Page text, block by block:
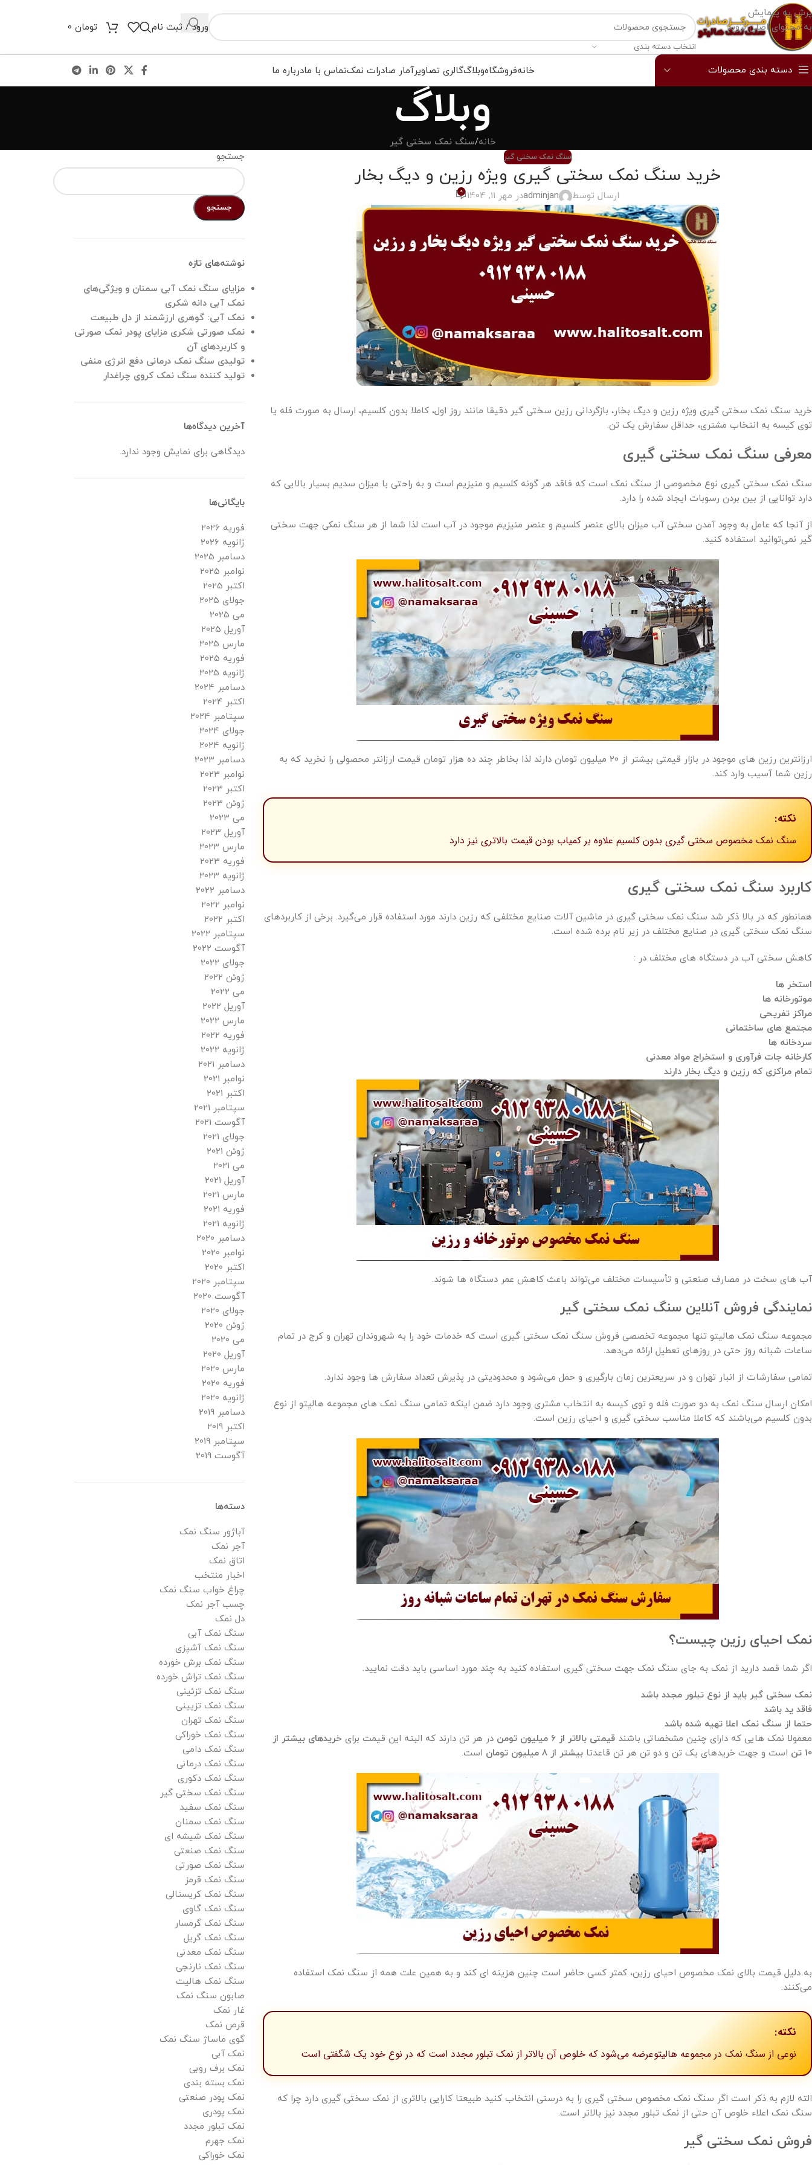
پرش به پیمایش
به محتوای اصلی بروید
انتخاب دسته بندی
ورود / ثبت نام تومان
دسته بندی محصولات خانهفروشگاهوبلاگگالری تصاویرآمار صادرات نمکتماس با مادرباره ما
وبلاگ
خانه/سنگ نمک سختی گیر
سنگ نمک سختی گیر
خرید سنگ نمک سختی گیری ویژه رزین و دیگ بخار
ارسال توسط adminjanدر مهر 11, 1404 0
خرید سنگ نمک سختی گیری ویژه رزین و دیگ بخار، بازگردانی رزین سختی گیر دقیقا مانند روز اول، کاملا بدون کلسیم، ارسال به صورت فله یا
توی کیسه به انتخاب مشتری، حداقل سفارش یک تن.
معرفی سنگ نمک سختی گیری
سنگ نمک سختی گیری نوع مخصوصی از سنگ نمک است که فاقد هر گونه کلسیم و منیزیم است و به راحتی با میزان سدیم بسیار بالایی که
دارد توانایی از بین بردن رسوبات ایجاد شده را دارد.
از آنجا که عامل به وجود آمدن سختی آب میزان بالای عنصر کلسیم و عنصر منیزیم موجود در آب است لذا شما از هر سنگ نمکی جهت سختی
گیر نمی‌توانید استفاده کنید.
ارزانترین رزین های موجود در بازار قیمتی بیشتر از 20 میلیون تومان دارند لذا بخاطر چند ده هزار تومان قیمت ارزانتر محصولی را نخرید که به
رزین شما آسیب وارد کند.
نکته:
سنگ نمک مخصوص سختی گیری بدون کلسیم علاوه بر کمیاب بودن قیمت بالاتری نیز دارد
کاربرد سنگ نمک سختی گیری
همانطور که در بالا ذکر شد سنگ نمک سختی گیری در ماشین آلات صنایع مختلفی که رزین دارند مورد استفاده قرار می‌گیرد. برخی از کاربردهای
سنگ نمک سختی گیری در صنایع مختلف در زیر نام برده شده است.
کاهش سختی آب در دستگاه های مختلف در :
استخر ها
موتورخانه ها
مراکز تفریحی
مجتمع های ساختمانی
سردخانه ها
کارخانه جات فرآوری و استخراج مواد معدنی
تمام مراکزی که رزین و دیگ بخار دارند
آب های سخت در مصارف صنعتی و تأسیسات مختلف می‌تواند باعث کاهش عمر دستگاه ها شوند.
نمایندگی فروش آنلاین سنگ نمک سختی گیر
مجموعه سنگ نمک هالیتو تنها مجموعه تخصصی فروش سنگ نمک سختی گیری است که خدمات خود را به شهروندان تهران و کرج در تمام
ساعات شبانه روز حتی در روزهای تعطیل ارائه می‌دهد.
تمامی سفارشات از انبار تهران و در سریعترین زمان بارگیری و حمل می‌شود و محدودیتی در پذیرش تعداد سفارش ها وجود ندارد.
امکان ارسال سنگ نمک به دو صورت فله و توی کیسه به انتخاب مشتری وجود دارد ضمن اینکه تمامی سنگ نمک های مجموعه هالیتو از نوع
بدون کلسیم می‌باشند که کاملا مناسب سختی گیری و احیای رزین است.
نمک احیای رزین چیست؟
اگر شما قصد دارید از نمک به جای سنگ نمک جهت سختی گیری استفاده کنید به چند مورد اساسی باید دقت نمایید.
نمک سختی گیر باید از نوع تبلور مجدد باشد
فاقد ید باشد
حتما از سنگ نمک اعلا تهیه شده باشد
معمولا نمک هایی که دارای چنین مشخصاتی باشند قیمتی بالاتر از 6 میلیون تومن در هر تن دارند که البته این قیمت برای خریدهای بیشتر از
10 تن
است و جهت خریدهای یک تن و دو تن هر تن قاعدتا بیشتر از 8 میلیون تومان است.
به دلیل قیمت بالای نمک مخصوص احیای رزین، کمتر کسی حاضر است چنین هزینه ای کند و به همین علت همه از سنگ نمک استفاده
می‌کنند.
نکته:
نوعی از سنگ نمک در مجموعه هالیتوعرضه می‌شود که خلوص آن بالاتر از نمک تبلور مجدد است که در نوع خود یک شگفتی است
الته لازم به ذکر است اگر سنگ نمک مخصوص سختی گیری را به درستی انتخاب کنید طبیعتا کارایی بالاتری از نمک سختی گیری دارد چرا که
سنگ نمک اعلاء خلوص آن حتی از نمک تبلور مجدد نیز بالاتر است.
فروش نمک سختی گیر
جستجو
جستجو
نوشته‌های تازه
مزایای سنگ نمک آبی سمنان و ویژگی‌های
نمک آبی دانه شکری
نمک آبی: گوهری ارزشمند از دل طبیعت
نمک صورتی شکری مزایای پودر نمک صورتی
و کاربردهای آن
تولیدی سنگ نمک درمانی دفع انرژی منفی
تولید کننده سنگ نمک کروی چراغدار
آخرین دیدگاه‌ها
دیدگاهی برای نمایش وجود ندارد.
بایگانی‌ها
فوریه 2026
ژانویه 2026
دسامبر 2025
نوامبر 2025
اکتبر 2025
جولای 2025
می 2025
آوریل 2025
مارس 2025
فوریه 2025
ژانویه 2025
دسامبر 2024
اکتبر 2024
سپتامبر 2024
جولای 2024
ژانویه 2024
دسامبر 2023
نوامبر 2023
اکتبر 2023
ژوئن 2023
می 2023
آوریل 2023
مارس 2023
فوریه 2023
ژانویه 2023
دسامبر 2022
نوامبر 2022
اکتبر 2022
سپتامبر 2022
آگوست 2022
جولای 2022
ژوئن 2022
می 2022
آوریل 2022
مارس 2022
فوریه 2022
ژانویه 2022
دسامبر 2021
نوامبر 2021
اکتبر 2021
سپتامبر 2021
آگوست 2021
جولای 2021
ژوئن 2021
می 2021
آوریل 2021
مارس 2021
فوریه 2021
ژانویه 2021
دسامبر 2020
نوامبر 2020
اکتبر 2020
سپتامبر 2020
آگوست 2020
جولای 2020
ژوئن 2020
می 2020
آوریل 2020
مارس 2020
فوریه 2020
ژانویه 2020
دسامبر 2019
اکتبر 2019
سپتامبر 2019
آگوست 2019
دسته‌ها
آباژور سنگ نمک
آجر نمک
اتاق نمک
اخبار منتخب
چراغ خواب سنگ نمک
چسب آجر نمک
دل نمک
سنگ نمک آبی
سنگ نمک آشپزی
سنگ نمک برش خورده
سنگ نمک تراش خورده
سنگ نمک تزئینی
سنگ نمک تزیینی
سنگ نمک تهران
سنگ نمک خوراکی
سنگ نمک دامی
سنگ نمک درمانی
سنگ نمک دکوری
سنگ نمک سختی گیر
سنگ نمک سفید
سنگ نمک سمنان
سنگ نمک شیشه ای
سنگ نمک صنعتی
سنگ نمک صورتی
سنگ نمک قرمز
سنگ نمک کریستالی
سنگ نمک گاوی
سنگ نمک گرمسار
سنگ نمک گریل
سنگ نمک معدنی
سنگ نمک نارنجی
سنگ نمک هالیت
صابون سنگ نمک
غار نمک
قرص نمک
گوی ماساژ سنگ نمک
نمک آبی
نمک برف روبی
نمک بسته بندی
نمک پودر صنعتی
نمک پودری
نمک تبلور مجدد
نمک جهرم
نمک خوراکی